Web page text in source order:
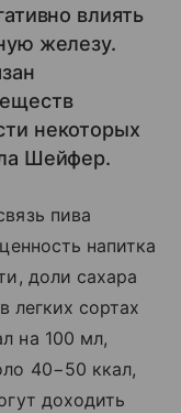
влиять
железу.
некоторых
Шейфер.
пива
напитка
доли сахара
легких сортах
на 100 мл,
40−50 ккал,
доходить